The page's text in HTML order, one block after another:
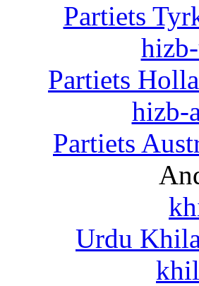
Partiets
Partiets
hizb-
Partiets
Urdu